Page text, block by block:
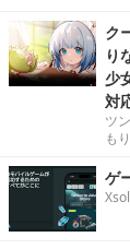
ク
り
少
対
ツ
も
ゲ